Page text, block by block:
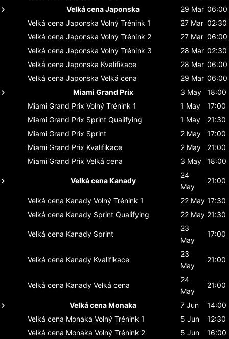
Velká cena Japonska
29 Mar 06:00
Velká cena Japonska Volný Trénink 1 27 Mar 02:30
Velká cena Japonska Volný Trénink 2 27 Mar 06:00
Velká cena Japonska Volný Trénink 3 28 Mar 02:30
Velká cena Japonska Kvalifikace 28 Mar 06:00
Velká cena Japonska Velká cena 29 Mar 06:00
Miami Grand Prix
3 May
18:00
Miami Grand Prix Volný Trénink 1 1 May
17:00
Miami Grand Prix Sprint Qualifying 1 May
21:30
Miami Grand Prix Sprint 2 May
17:00
Miami Grand Prix Kvalifikace 2 May
21:00
Miami Grand Prix Velká cena 3 May 18:00
Velká cena Kanady
24
May
21:00
Velká cena Kanady Volný Trénink 1 22 May 17:30
Velká cena Kanady Sprint Qualifying 22 May 21:30
Velká cena Kanady Sprint
23
May
17:00
Velká cena Kanady Kvalifikace
23
May
21:00
Velká cena Kanady Velká cena
24
May
21:00
Velká cena Monaka 7 Jun
14:00
Velká cena Monaka Volný Trénink 1 5 Jun
12:30
Velká cena Monaka Volný Trénink 2 5 Jun
16:00